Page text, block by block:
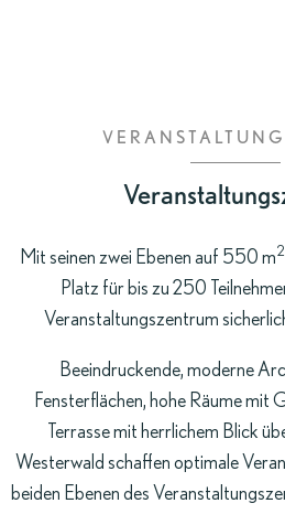
Mit seinen zwei Ebenen auf 550 m2
Platz für bis zu 250
Veranstaltungszentrum
Beeindruckende, moderne
Fensterflächen, hohe Räume mit
Terrasse mit herrlichem Blick
Westerwald schaffen optimale
beiden Ebenen des